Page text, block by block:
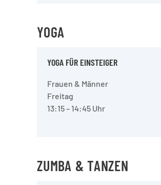
YOGA
YOGA FÜR EINSTEIGER
Frauen & Männer
Freitag
13:15 – 14:45 Uhr
ZUMBA & TANZEN